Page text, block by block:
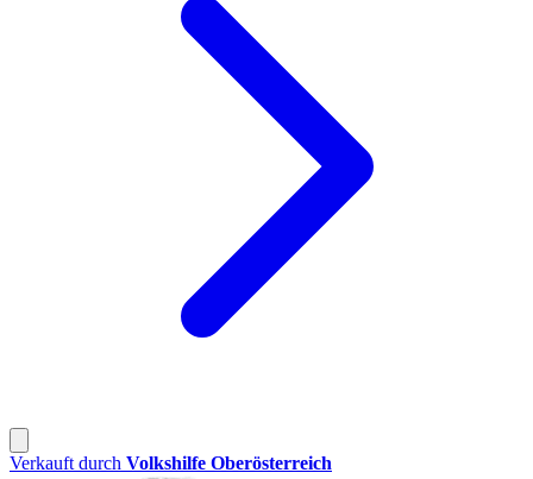
Verkauft durch Volkshilfe Oberösterreich